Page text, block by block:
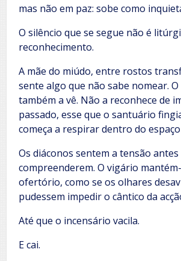
mas não em paz: sobe como
O silêncio que se segue não é
reconhecimento.
A mãe do miúdo, entre rostos
sente algo que não sabe nomear.
também a vê. Não a reconhece de
passado, esse que o santuário
começa a respirar dentro do
Os diáconos sentem a tensão antes
compreenderem. O vigário
ofertório, como se os olhares
pudessem impedir o cântico da
Até que o incensário vacila.
E cai.